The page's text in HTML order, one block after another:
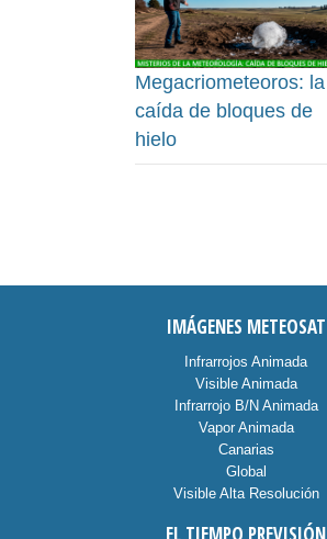
Megacriometeoros: la
caída de bloques de
hielo
IMÁGENES METEOSAT
Infrarrojos Animada
Visible Animada
Infrarrojo B/N Animada
Vapor Animada
Canarias
Global
Visible Alta Resolución